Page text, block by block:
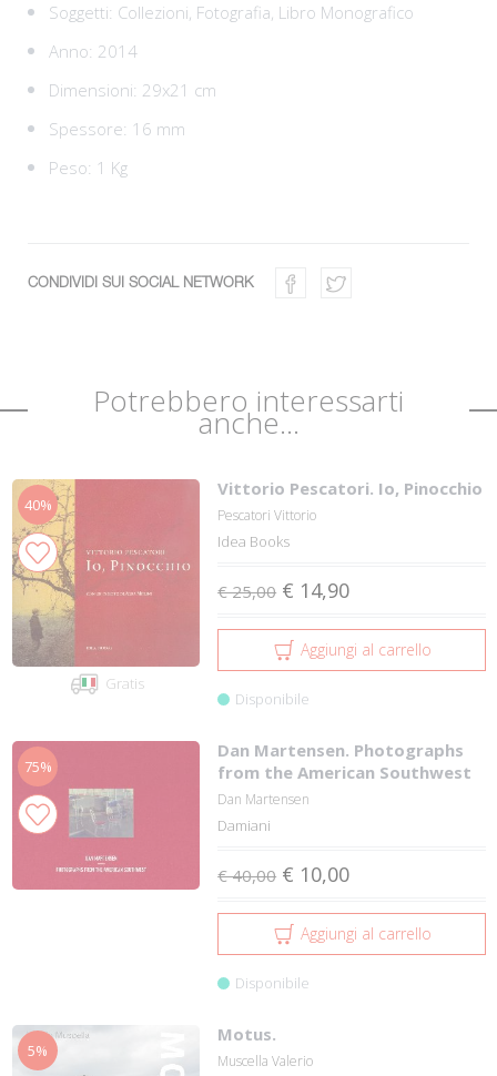
Soggetti: Collezioni, Fotografia, Libro Monografico
Anno: 2014
Dimensioni: 29x21 cm
Spessore: 16 mm
Peso: 1 Kg
CONDIVIDI SUI SOCIAL NETWORK
Potrebbero interessarti
anche...
40%
Gratis
Vittorio Pescatori. Io, Pinocchio
Pescatori Vittorio
Idea Books
€ 25,00 € 14,90
Aggiungi al carrello
Disponibile
75%
Dan Martensen. Photographs
from the American Southwest
Dan Martensen
Damiani
€ 40,00 € 10,00
Aggiungi al carrello
Disponibile
5%
Motus.
Muscella Valerio